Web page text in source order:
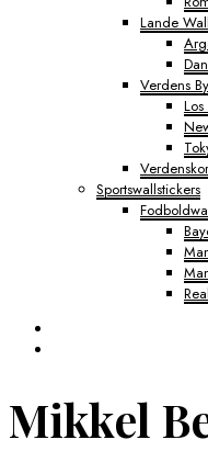
Lande
Verdens
Sportswallstickers
Mikkel